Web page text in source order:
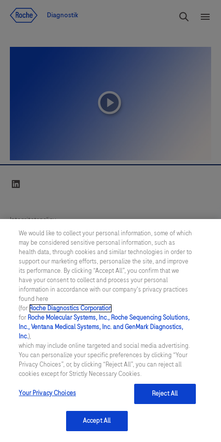
Diagnostik
playicon
Integritetspolicy
Inställningar för cookies
Kontakt
SWEDEN/Svenska
© 2026 Roche Diagnostics Sverige (Roche Diagnostics Scandinavia AB)
Senast uppdaterad: 07.08.2026
Den här webbplatsen är riktad till en bred målgrupp. Det kan
därför förekomma produktinformation eller annan information som
inte är tillämplig för dig eller landet du är verksam i. Observera att
vi inte är ansvariga för eventuell användning av information som
inte uppfyller lagkrav eller regler om godkännande eller
We would like to collect your personal information, some of which
may be considered sensitive personal information, such as
health data, through cookies and similar technologies in order to
support our marketing efforts, personalize the site, and improve
its performance. By clicking “Accept All”, you confirm that we
have your consent to collect and process your personal
information in accordance with our company's privacy practices
found here
(for Roche Diagnostics Corporation.
for Roche Molecular Systems, Inc., Roche Sequencing Solutions,
Inc., Ventana Medical Systems, Inc. and GenMark Diagnostics,
Inc.),
which may include online targeted and social media advertising.
You can personalize your specific preferences by clicking “Your
Privacy Choices”, or, by clicking “Reject All”, you can reject all
cookies except for Strictly Necessary Cookies.
Your Privacy Choices Reject All
Accept All